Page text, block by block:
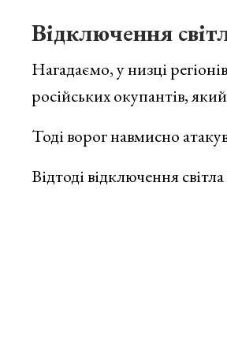
Відключення
Нагадаємо, у низці
російських окупантів,
Тоді ворог навмисно
Відтоді відключення